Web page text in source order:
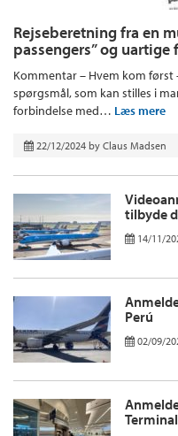
Rejseberetning fra en
passengers” og uartige
Kommentar – Hvem kom
spørgsmål, som kan stilles i
forbindelse med… Læs mere
22/12/2024 by Claus Madsen
tilbyde
14/11/
Perú
02/09/